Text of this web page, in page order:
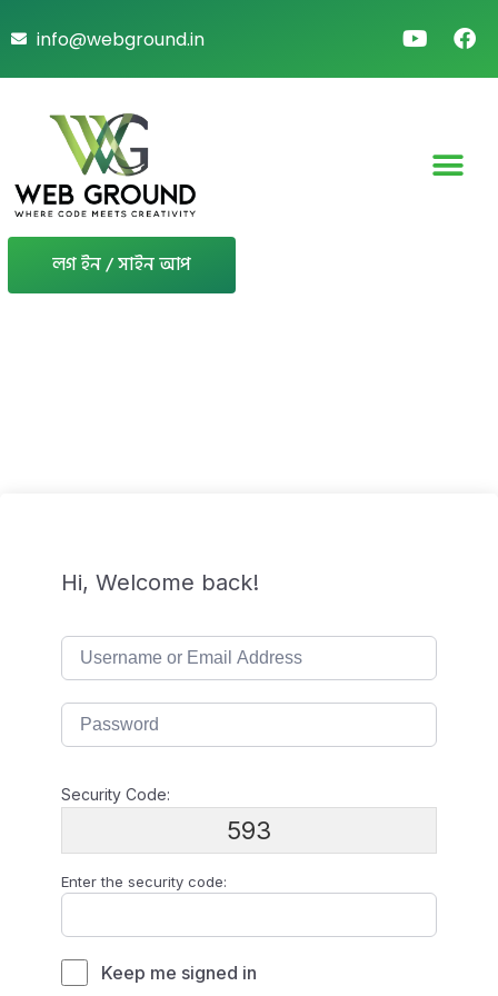
info@webground.in
লগ ইন / সাইন আপ
Hi, Welcome back!
Security Code:
593
Enter the security code:
Keep me signed in